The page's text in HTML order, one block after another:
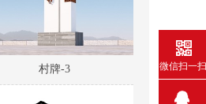
村牌-3
微信扫一扫